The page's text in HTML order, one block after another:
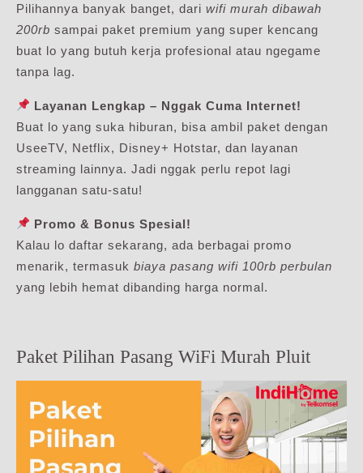
Pilihannya banyak banget, dari wifi murah dibawah
200rb sampai paket premium yang super kencang
buat lo yang butuh kerja profesional atau ngegame
tanpa lag.
Layanan Lengkap – Nggak Cuma Internet!
Buat lo yang suka hiburan, bisa ambil paket dengan
UseeTV, Netflix, Disney+ Hotstar, dan layanan
streaming lainnya. Jadi nggak perlu repot lagi
langganan satu-satu!
Promo & Bonus Spesial!
Kalau lo daftar sekarang, ada berbagai promo
menarik, termasuk biaya pasang wifi 100rb perbulan
yang lebih hemat dibanding harga normal.
Paket Pilihan Pasang WiFi Murah Pluit